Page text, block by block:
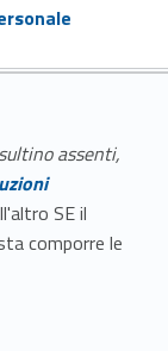
assenti,
SE il
comporre le